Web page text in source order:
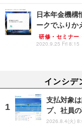
日本年金機構
ークでふりか
研修・セミナー
2020.9.25 Fri 8:15
インシデ
支払対象
プ、社員
2026.8.4(火)